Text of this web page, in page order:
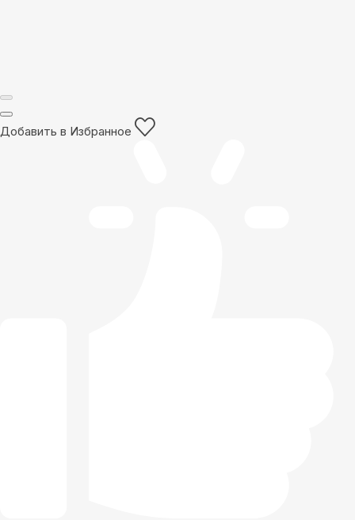
Добавить в Избранное